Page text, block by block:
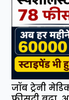
जॉब ट्रेनी